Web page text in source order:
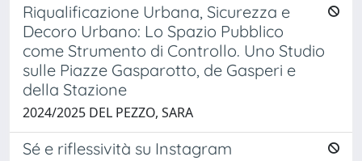
Riqualificazione Urbana, Sicurezza e
Decoro Urbano: Lo Spazio Pubblico
come Strumento di Controllo. Uno Studio
sulle Piazze Gasparotto, de Gasperi e
della Stazione
2024/2025 DEL PEZZO, SARA
Sé e riflessività su Instagram